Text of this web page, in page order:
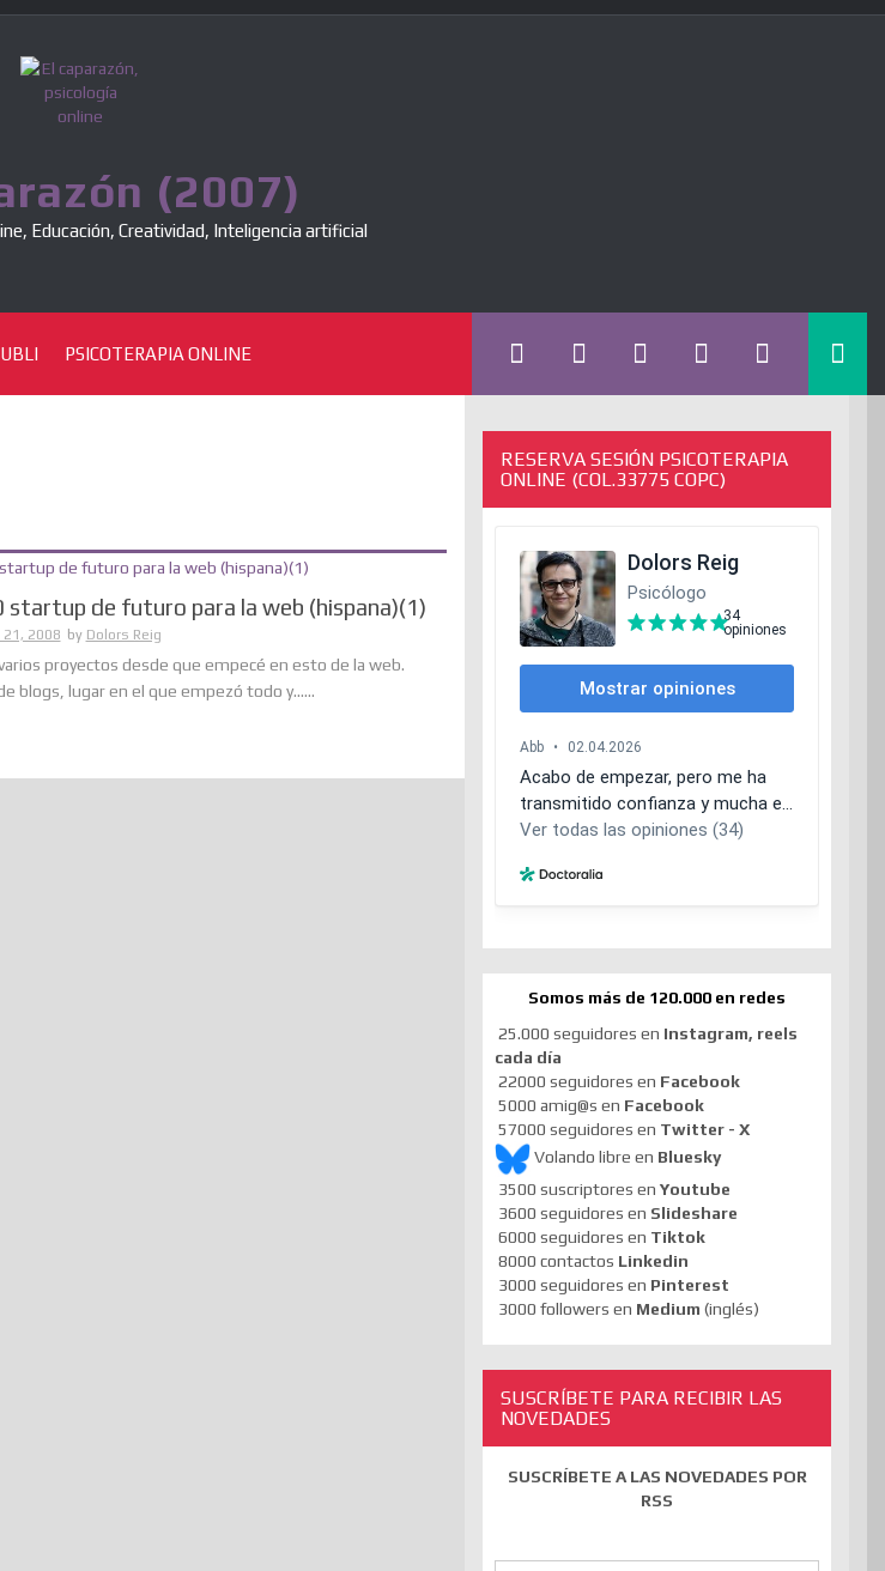
(2007)
Educación, Creatividad, Inteligencia artificial
PSICOTERAPIA ONLINE
startup de futuro para la web (hispana)(1)
21, 2008 by Dolors Reig
proyectos desde que empecé en esto de la web.
blogs, lugar en el que empezó todo y......
RESERVA SESIÓN PSICOTERAPIA
ONLINE (COL.33775 COPC)
Somos más de 120.000 en redes
25.000 seguidores en Instagram, reels
cada día
22000 seguidores en Facebook
5000 amig@s en Facebook
57000 seguidores en Twitter - X
Volando libre en Bluesky
3500 suscriptores en Youtube
3600 seguidores en Slideshare
6000 seguidores en Tiktok
8000 contactos Linkedin
3000 seguidores en Pinterest
3000 followers en Medium (inglés)
SUSCRÍBETE PARA RECIBIR LAS
NOVEDADES
SUSCRÍBETE A LAS NOVEDADES POR
RSS